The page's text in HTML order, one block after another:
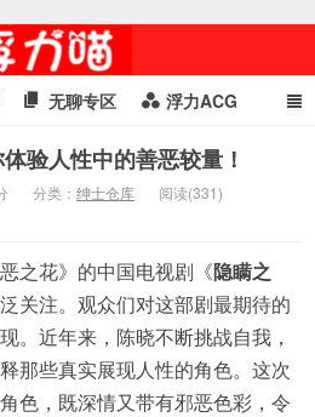
无聊专区 浮力ACG
讯 头条女神 萌妹专区
验人性中的善恶较量！
分类： 绅士仓库
阅读(331)
之花》的中国电视剧《隐瞒之
关注。观众们对这部剧最期待的
。近年来，陈晓不断挑战自我，
那些真实展现人性的角色。这次
色，既深情又带有邪恶色彩，令